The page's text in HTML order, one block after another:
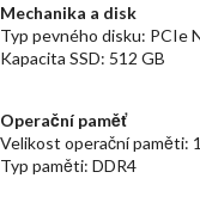
Mechanika a disk
Typ pevného disku: PCIe
Kapacita SSD: 512 GB
Operační paměť
Velikost operační paměti:
Typ paměti: DDR4